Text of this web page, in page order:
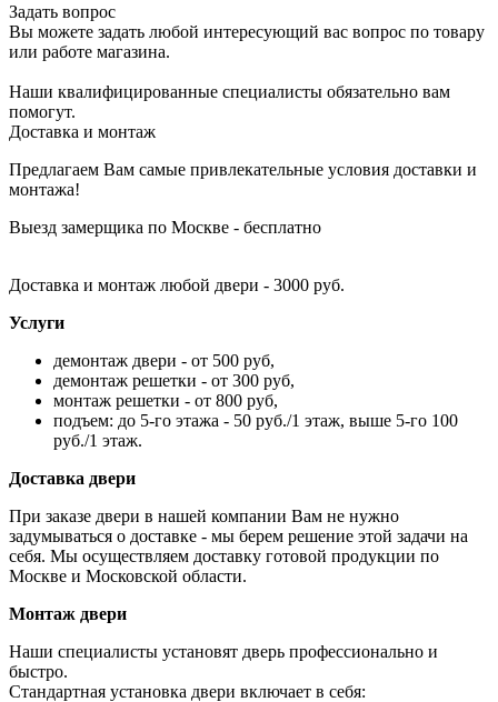
Задать вопрос
Вы можете задать любой интересующий вас вопрос по товару
или работе магазина.
Наши квалифицированные специалисты обязательно вам
помогут.
Доставка и монтаж
Предлагаем Вам самые привлекательные условия доставки и
монтажа!
Выезд замерщика по Москве - бесплатно
Доставка и монтаж любой двери - 3000 руб.
Услуги
демонтаж двери - от 500 руб,
демонтаж решетки - от 300 руб,
монтаж решетки - от 800 руб,
подъем: до 5-го этажа - 50 руб./1 этаж, выше 5-го 100
руб./1 этаж.
Доставка двери
При заказе двери в нашей компании Вам не нужно
задумываться о доставке - мы берем решение этой задачи на
себя. Мы осуществляем доставку готовой продукции по
Москве и Московской области.
Монтаж двери
Наши специалисты установят дверь профессионально и
быстро.
Стандартная установка двери включает в себя: